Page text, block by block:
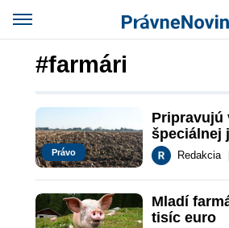
#farmári
Právo
Pripravujú
špeciálnej
Redakcia
Mladí
tisíc euro